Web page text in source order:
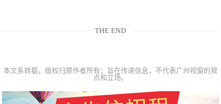
THE END
本文系转载，版权归原作者所有；旨在传递信息，不代表广州视窗的观
点和立场。